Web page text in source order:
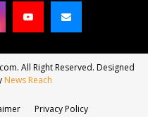
All Right Reserved. Designed
News Reach
Privacy Policy